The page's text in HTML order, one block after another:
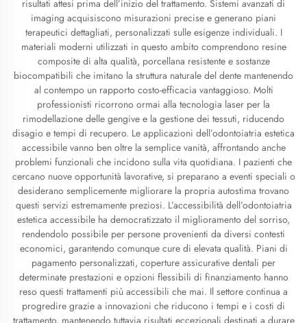
risultati attesi prima dell’inizio del trattamento. Sistemi avanzati di
imaging acquisiscono misurazioni precise e generano piani
terapeutici dettagliati, personalizzati sulle esigenze individuali. I
materiali moderni utilizzati in questo ambito comprendono resine
composite di alta qualità, porcellana resistente e sostanze
biocompatibili che imitano la struttura naturale del dente mantenendo
al contempo un rapporto costo-efficacia vantaggioso. Molti
professionisti ricorrono ormai alla tecnologia laser per la
rimodellazione delle gengive e la gestione dei tessuti, riducendo
disagio e tempi di recupero. Le applicazioni dell’odontoiatria estetica
accessibile vanno ben oltre la semplice vanità, affrontando anche
problemi funzionali che incidono sulla vita quotidiana. I pazienti che
cercano nuove opportunità lavorative, si preparano a eventi speciali o
desiderano semplicemente migliorare la propria autostima trovano
questi servizi estremamente preziosi. L’accessibilità dell’odontoiatria
estetica accessibile ha democratizzato il miglioramento del sorriso,
rendendolo possibile per persone provenienti da diversi contesti
economici, garantendo comunque cure di elevata qualità. Piani di
pagamento personalizzati, coperture assicurative dentali per
determinate prestazioni e opzioni flessibili di finanziamento hanno
reso questi trattamenti più accessibili che mai. Il settore continua a
progredire grazie a innovazioni che riducono i tempi e i costi di
trattamento, mantenendo tuttavia risultati eccezionali destinati a durare